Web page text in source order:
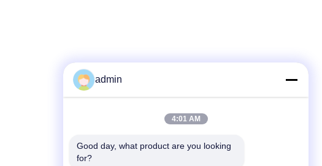
admin
4:01 AM
Good day, what product are you looking
for?